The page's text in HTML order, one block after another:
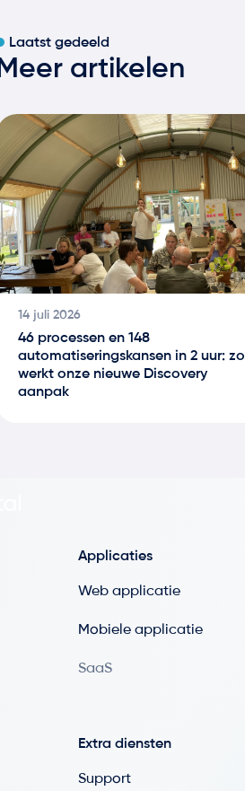
Laatst gedeeld
Meer artikelen
14 juli 2026
46 processen en 148
automatiseringskansen in 2 uur: zo
werkt onze nieuwe Discovery
aanpak
Applicaties
Web applicatie
Mobiele applicatie
SaaS
Extra diensten
Support